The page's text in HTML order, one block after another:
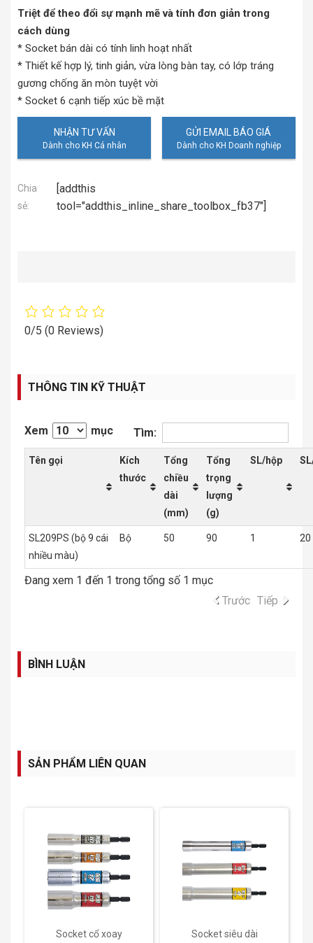
Triệt để theo đổi sự mạnh mẽ và tính đơn giản trong
cách dùng
* Socket bán dài có tính linh hoạt nhất
* Thiết kế hợp lý, tinh giản, vừa lòng bàn tay, có lớp tráng
gương chống ăn mòn tuyệt vời
* Socket 6 cạnh tiếp xúc bề mặt
NHẬN TƯ VẤN GỬI EMAIL BÁO GIÁ
Chia
sẻ:
[addthis
tool="addthis_inline_share_toolbox_fb37"]
0/5 (0 Reviews)
THÔNG TIN KỸ THUẬT
Xem mục Tìm:
Tên gọi
Kích
thước
Tổng
chiều
dài
(mm)
Tổng
trọng
lượng
(g)
SL/hộp
SL209PS (bộ 9 cái
nhiều màu)
Bộ 50 90 1 20
Đang xem 1 đến 1 trong tổng số 1 mục
Trước Tiếp
BÌNH LUẬN
SẢN PHẨM LIÊN QUAN
Socket cổ xoay
Socket siêu dài